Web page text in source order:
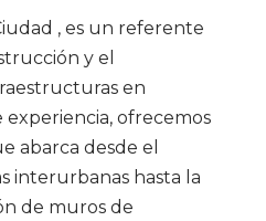
, es un referente
y el
en
experiencia, ofrecemos
abarca desde el
interurbanas hasta la
de muros de